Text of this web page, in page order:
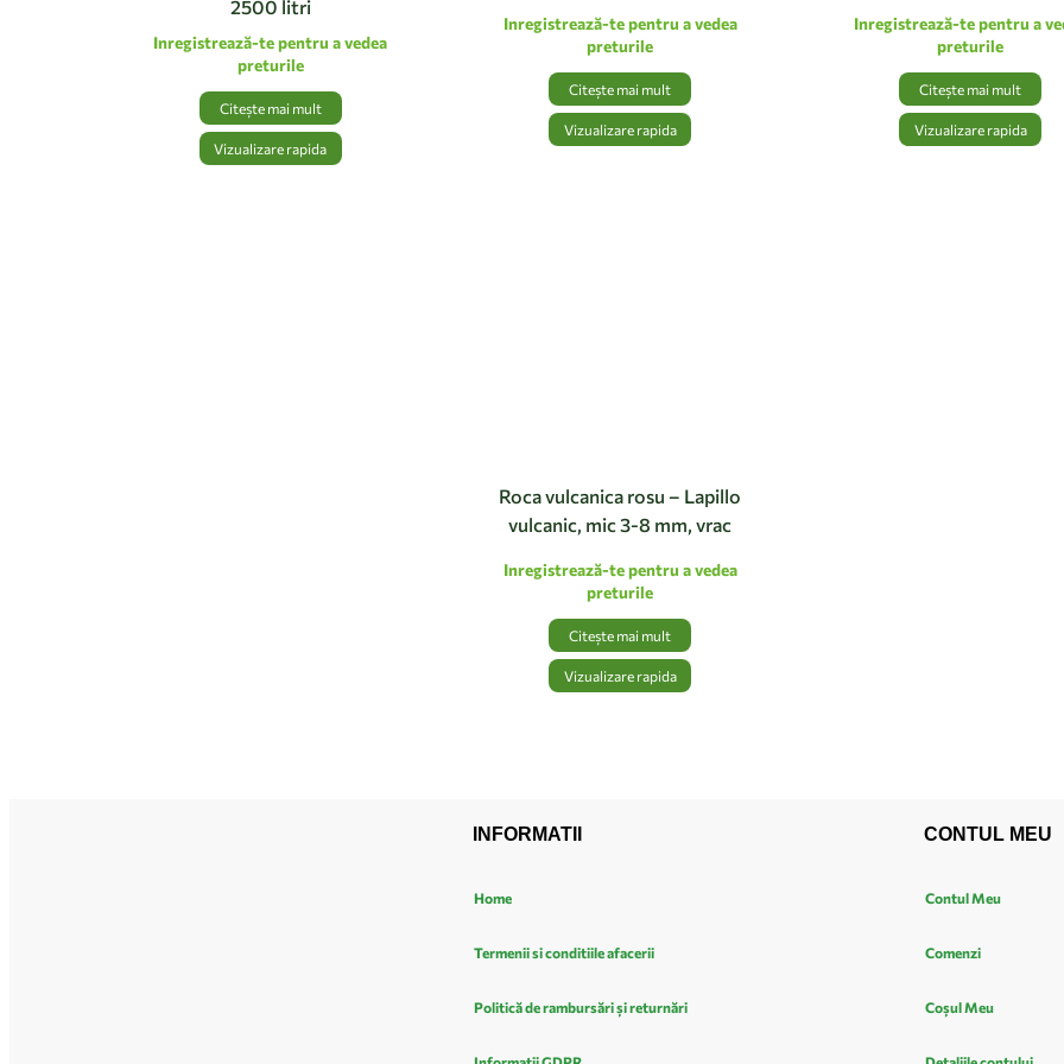
2500 litri
Inregistrează-te pentru a vedea
preturile
Citește mai mult
Vizualizare rapida
Inregistrează-te pentru a vedea
preturile
Citește mai mult
Vizualizare rapida
Inregistrează-te pentru a
preturile
Citește mai mult
Vizualizare rapida
Roca vulcanica rosu – Lapillo
vulcanic, mic 3-8 mm, vrac
Inregistrează-te pentru a vedea
preturile
Citește mai mult
Vizualizare rapida
INFORMATII
Home
Termenii si conditiile afacerii
Politică de rambursări și returnări
CONTUL MEU
Contul Meu
Comenzi
Coșul Meu